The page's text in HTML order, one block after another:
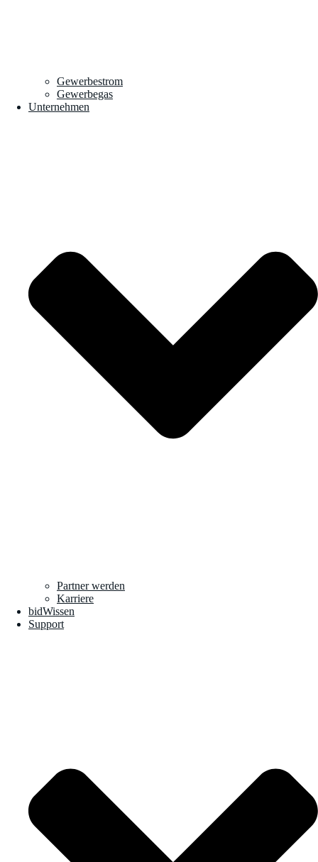
Gewerbestrom
Gewerbegas
Unternehmen
Partner werden
Karriere
bidWissen
Support